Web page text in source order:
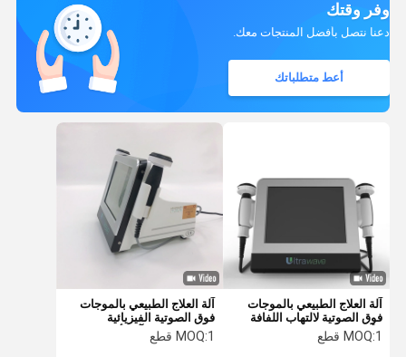
وفر وقتك
دعنا نتصل بأفضل المنتجات معك.
أعط متطلباتك
آلة العلاج الطبيعي بالموجات
فوق الصوتية لالتهاب اللفافة
الأخمصية بمقبضين
MOQ:1 قطع
آلة العلاج الطبيعي بالموجات
فوق الصوتية الفيزيائية
المصغرة لعلاج آلام أسفل
الظهر الرياضية
MOQ:1 قطع